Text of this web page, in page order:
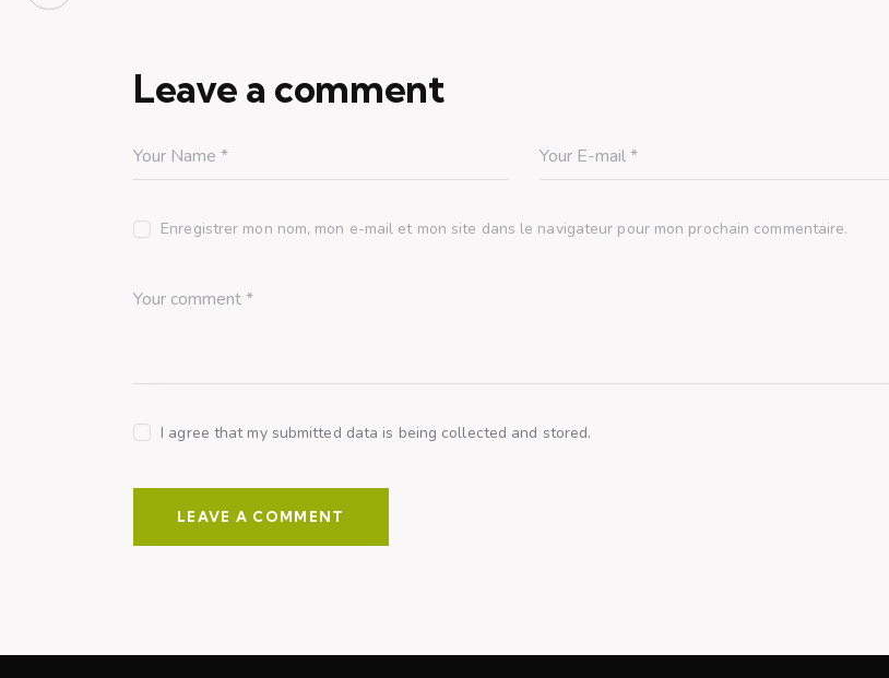
Leave a comment
Enregistrer mon nom, mon e-mail et mon site dans le navigateur pour mon prochain commentaire.
I agree that my submitted data is being collected and stored.